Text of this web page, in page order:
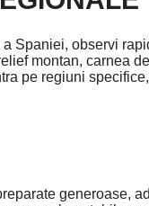
Spaniei, observi
montan, carnea
pe regiuni
generoase,